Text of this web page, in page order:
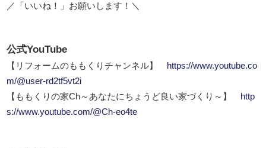
／「いいね！」お願いします！＼
公式YouTube
【リフォームのももくりチャンネル】
https://www.youtube.co
m/@user-rd2tf5vt2i
【ももくりの家Ch～あなたにちょうど良い家づくり～】
http
s://www.youtube.com/@Ch-eo4te